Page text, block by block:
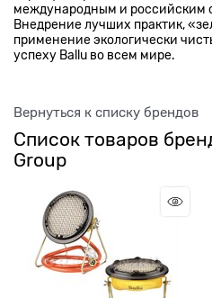
международным и российским
Внедрение лучших практик,
применение экологически
успеху Ballu во всем мире.
Вернуться к списку брендов
Список товаров
Group